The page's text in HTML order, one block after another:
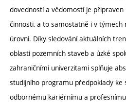
dovedností a vědomostí je
činnosti, a to samostatně i v týmech
úrovni. Díky sledování aktuálních
oblasti pozemních staveb a úzké
zahraničními univerzitami splňuje
studijního programu předpoklady ke
odbornému kariérnímu a